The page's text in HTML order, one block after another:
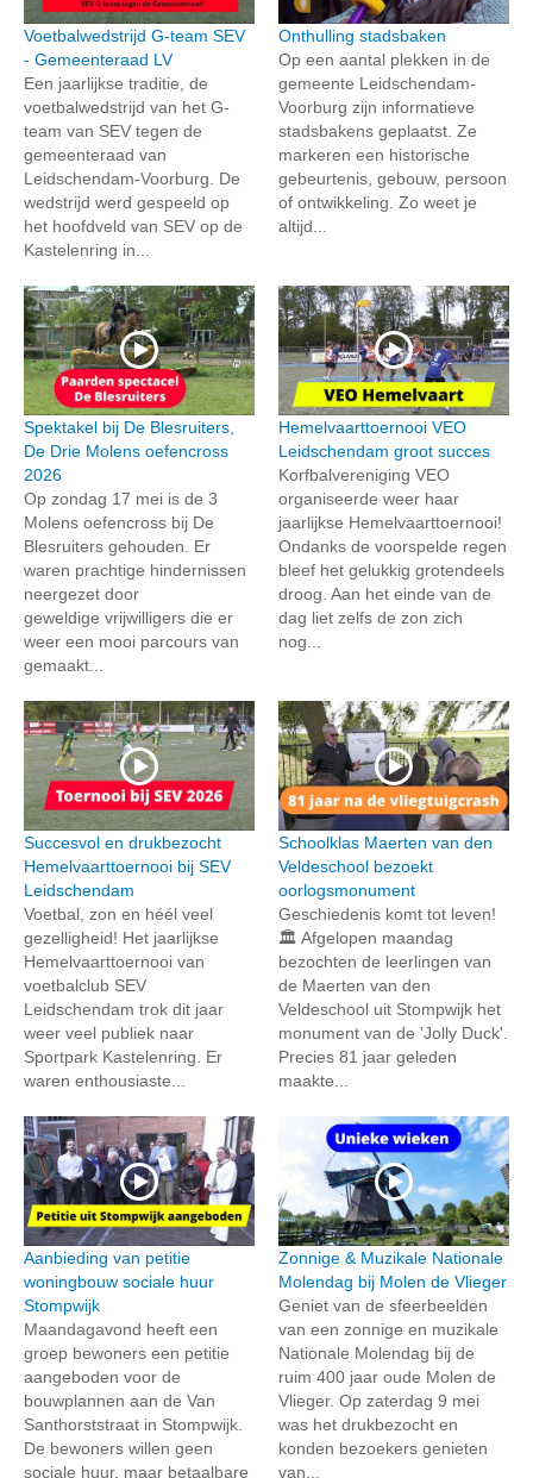
Voetbalwedstrijd G-team SEV
- Gemeenteraad LV
Een jaarlijkse traditie, de
voetbalwedstrijd van het G-
team van SEV tegen de
gemeenteraad van
Leidschendam-Voorburg. De
wedstrijd werd gespeeld op
het hoofdveld van SEV op de
Kastelenring in...
Onthulling stadsbaken
Op een aantal plekken in de
gemeente Leidschendam-
Voorburg zijn informatieve
stadsbakens geplaatst. Ze
markeren een historische
gebeurtenis, gebouw, persoon
of ontwikkeling. Zo weet je
altijd...
Spektakel bij De Blesruiters,
De Drie Molens oefencross
2026
Op zondag 17 mei is de 3
Molens oefencross bij De
Blesruiters gehouden. Er
waren prachtige hindernissen
neergezet door
geweldige vrijwilligers die er
weer een mooi parcours van
gemaakt...
Hemelvaarttoernooi VEO
Leidschendam groot succes
Korfbalvereniging VEO
organiseerde weer haar
jaarlijkse Hemelvaarttoernooi!
Ondanks de voorspelde regen
bleef het gelukkig grotendeels
droog. Aan het einde van de
dag liet zelfs de zon zich
nog...
Succesvol en drukbezocht
Hemelvaarttoernooi bij SEV
Leidschendam
Voetbal, zon en héél veel
gezelligheid! Het jaarlijkse
Hemelvaarttoernooi van
voetbalclub SEV
Leidschendam trok dit jaar
weer veel publiek naar
Sportpark Kastelenring. Er
waren enthousiaste...
Schoolklas Maerten van den
Veldeschool bezoekt
oorlogsmonument
Geschiedenis komt tot leven!
🏛️ Afgelopen maandag
bezochten de leerlingen van
de Maerten van den
Veldeschool uit Stompwijk het
monument van de 'Jolly Duck'.
Precies 81 jaar geleden
maakte...
Aanbieding van petitie
woningbouw sociale huur
Stompwijk
Maandagavond heeft een
groep bewoners een petitie
aangeboden voor de
bouwplannen aan de Van
Santhorststraat in Stompwijk.
De bewoners willen geen
sociale huur, maar betaalbare
Zonnige & Muzikale Nationale
Molendag bij Molen de Vlieger
Geniet van de sfeerbeelden
van een zonnige en muzikale
Nationale Molendag bij de
ruim 400 jaar oude Molen de
Vlieger. Op zaterdag 9 mei
was het drukbezocht en
konden bezoekers genieten
van...